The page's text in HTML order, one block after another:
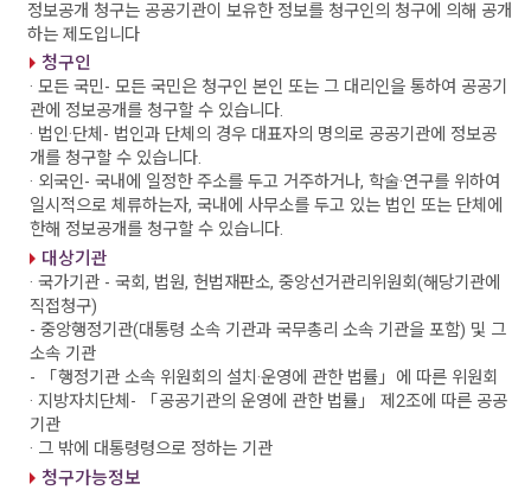
정보공개 청구는 공공기관이 보유한 정보를 청구인의 청구에 의해 공개
하는 제도입니다
청구인
· 모든 국민- 모든 국민은 청구인 본인 또는 그 대리인을 통하여 공공기
관에 정보공개를 청구할 수 있습니다.
· 법인·단체 - 법인과 단체의 경우 대표자의 명의로 공공기관에 정보공
개를 청구할 수 있습니다.
· 외국인- 국내에 일정한 주소를 두고 거주하거나, 학술·연구를 위하여
일시적으로 체류하는자, 국내에 사무소를 두고 있는 법인 또는 단체에
한해 정보공개를 청구할 수 있습니다.
대상기관
· 국가기관 - 국회, 법원, 헌법재판소, 중앙선거관리위원회(해당기관에
직접청구)
- 중앙행정기관(대통령 소속 기관과 국무총리 소속 기관을 포함) 및 그
소속 기관
- 「행정기관 소속 위원회의 설치·운영에 관한 법률」에 따른 위원회
· 지방자치단체 - 「공공기관의 운영에 관한 법률」 제2조에 따른 공공
기관
· 그 밖에 대통령령으로 정하는 기관
청구가능정보